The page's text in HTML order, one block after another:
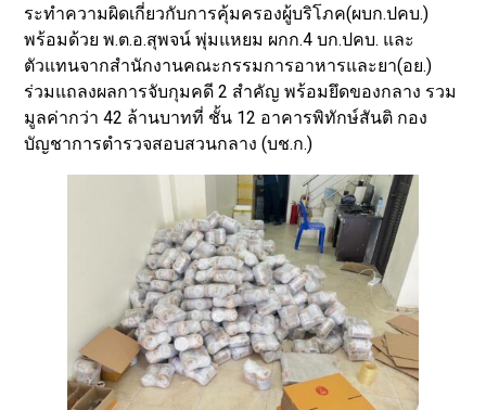
ระทำความผิดเกี่ยวกับการคุ้มครองผู้บริโภค(ผบก.ปคบ.)
พร้อมด้วย พ.ต.อ.สุพจน์ พุ่มแหยม ผกก.4 บก.ปคบ. และ
ตัวแทนจากสำนักงานคณะกรรมการอาหารและยา(อย.)
ร่วมแถลงผลการจับกุมคดี 2 สำคัญ พร้อมยึดของกลาง รวม
มูลค่ากว่า 42 ล้านบาทที่ ชั้น 12 อาคารพิทักษ์สันติ กอง
บัญชาการตำรวจสอบสวนกลาง (บช.ก.)